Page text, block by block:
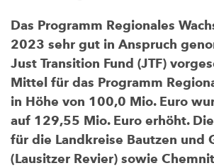
Das Programm Regionales
2023 sehr gut in Anspruch
Just Transition Fund (JTF)
Mittel für das Programm
in Höhe von 100,0 Mio. Euro
auf 129,55 Mio. Euro erhöht.
für die Landkreise Bautzen und
(Lausitzer Revier) sowie